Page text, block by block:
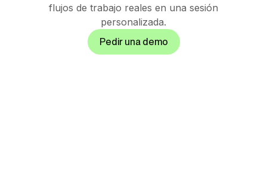
flujos de trabajo reales en una sesión
personalizada.
Pedir una demo